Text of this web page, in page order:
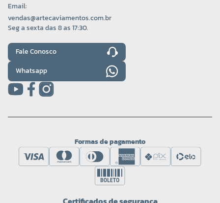
Email:
vendas@artecaviamentos.com.br
Seg a sexta das 8 as 17:30.
Fale Conosco
Whatsapp
Formas de pagamento